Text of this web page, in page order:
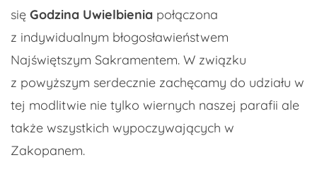
się Godzina Uwielbienia połączona
z indywidualnym błogosławieństwem
Najświętszym Sakramentem. W związku
z powyższym serdecznie zachęcamy do udziału w
tej modlitwie nie tylko wiernych naszej parafii ale
także wszystkich wypoczywających w
Zakopanem.